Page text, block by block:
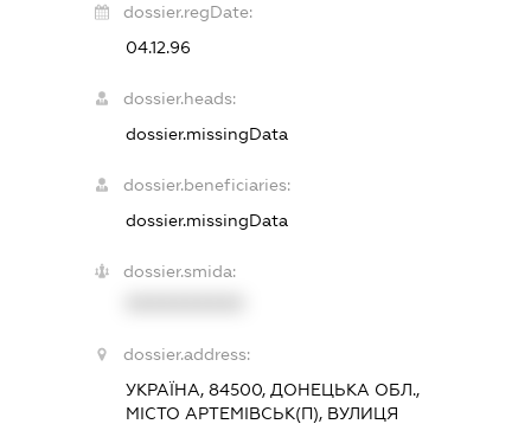
dossier.regDate:
04.12.96
dossier.heads:
dossier.missingData
dossier.beneficiaries:
dossier.missingData
dossier.smida:
dossier.address:
УКРАЇНА, 84500, ДОНЕЦЬКА ОБЛ.,
МІСТО АРТЕМІВСЬК(П), ВУЛИЦЯ